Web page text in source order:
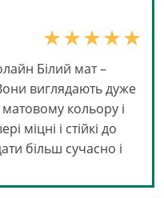
Білий мат –
виглядають дуже
кольору і
міцні і стійкі до
більш сучасно і